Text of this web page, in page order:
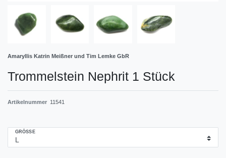
Amaryllis Katrin Meißner und Tim Lemke GbR
Trommelstein Nephrit 1 Stück
Artikelnummer 11541
GRÖSSE